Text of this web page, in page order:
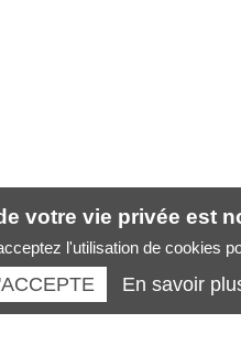
votre vie privée est
l'utilisation de cookies
En savoir